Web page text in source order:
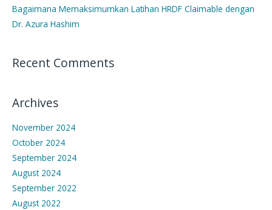
Bagaimana Memaksimumkan Latihan HRDF Claimable dengan
Dr. Azura Hashim
Recent Comments
Archives
November 2024
October 2024
September 2024
August 2024
September 2022
August 2022